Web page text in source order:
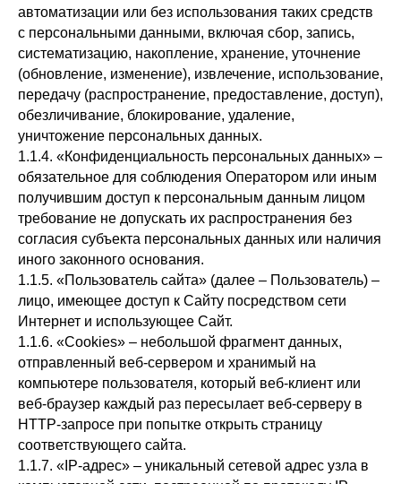
автоматизации или без использования таких средств
с персональными данными, включая сбор, запись,
систематизацию, накопление, хранение, уточнение
(обновление, изменение), извлечение, использование,
передачу (распространение, предоставление, доступ),
обезличивание, блокирование, удаление,
уничтожение персональных данных.
1.1.4. «Конфиденциальность персональных данных» –
обязательное для соблюдения Оператором или иным
получившим доступ к персональным данным лицом
требование не допускать их распространения без
согласия субъекта персональных данных или наличия
иного законного основания.
1.1.5. «Пользователь сайта» (далее – Пользователь) –
лицо, имеющее доступ к Сайту посредством сети
Интернет и использующее Сайт.
1.1.6. «Cookies» – небольшой фрагмент данных,
отправленный веб-сервером и хранимый на
компьютере пользователя, который веб-клиент или
веб-браузер каждый раз пересылает веб-серверу в
HTTP-запросе при попытке открыть страницу
соответствующего сайта.
1.1.7. «IP-адрес» – уникальный сетевой адрес узла в